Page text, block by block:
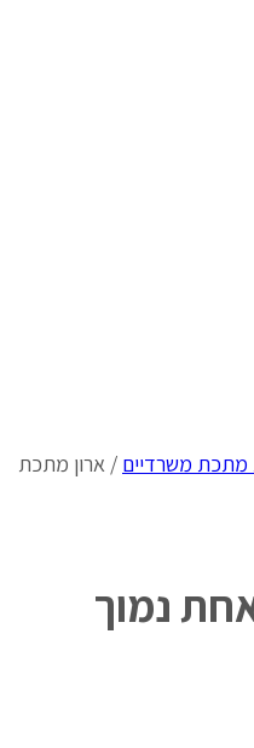
מתכת משרדיים / ארון מתכת
נמוך